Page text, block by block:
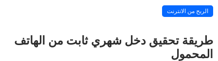
الربح من الانترنت
طريقة تحقيق دخل شهري ثابت من الهاتف
المحمول